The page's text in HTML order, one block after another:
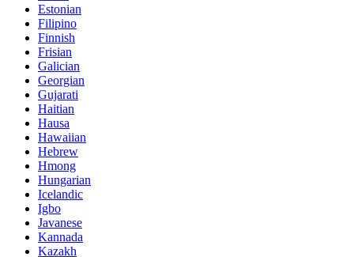
Estonian
Filipino
Finnish
Frisian
Galician
Georgian
Gujarati
Haitian
Hausa
Hawaiian
Hebrew
Hmong
Hungarian
Icelandic
Igbo
Javanese
Kannada
Kazakh